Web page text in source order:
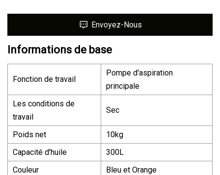
Envoyez-Nous
Informations de base
Fonction de travail
Pompe d'aspiration
principale
Les conditions de
travail
Sec
Poids net
10kg
Capacité d'huile
300L
Couleur
Bleu et Orange